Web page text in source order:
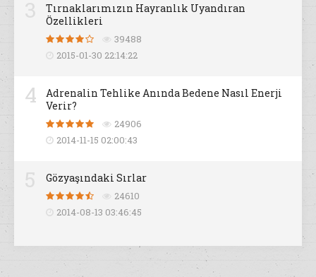
Tırnaklarımızın Hayranlık Uyandıran
Özellikleri
39488
2015-01-30 22:14:22
4
Adrenalin Tehlike Anında Bedene Nasıl Enerji
Verir?
24906
2014-11-15 02:00:43
Gözyaşındaki Sırlar
24610
2014-08-13 03:46:45